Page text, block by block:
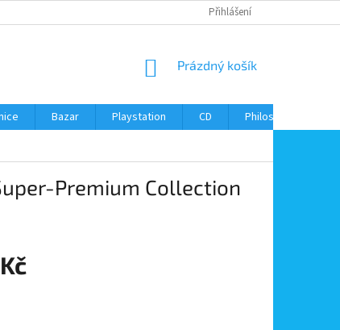
Přihlášení
NÁKUPNÍ
Prázdný košík
Bazar Playstation CD Philos
Premium Collection